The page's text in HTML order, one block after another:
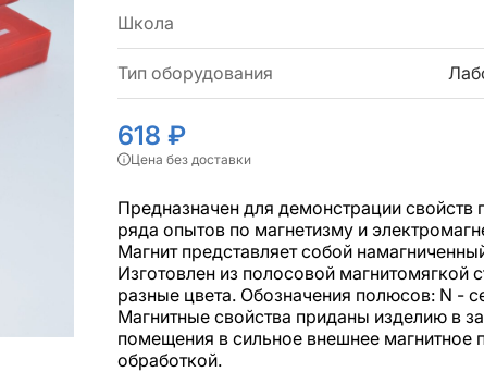
Школа
Тип оборудования
618 ₽
Цена без доставки
Предназначен для демонстрации свойств
ряда опытов по магнетизму и
Магнит представляет собой
Изготовлен из полосовой
разные цвета. Обозначения полюсов: N -
Магнитные свойства приданы изделию в
помещения в сильное внешнее
обработкой.